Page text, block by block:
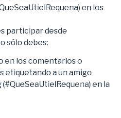
en los
participar desde
sólo debes:
en los comentarios o
etiquetando a un amigo
en la